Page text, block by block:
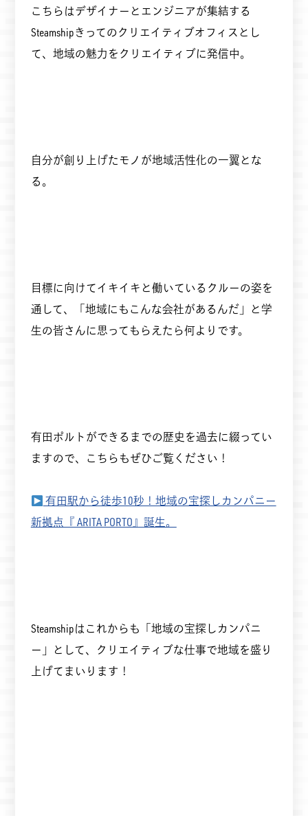
こちらはデザイナーとエンジニアが集結する
Steamshipきってのクリエイティブオフィスとし
て、地域の魅力をクリエイティブに発信中。
自分が創り上げたモノが地域活性化の一翼とな
る。
目標に向けてイキイキと働いているクルーの姿を
通して、「地域にもこんな会社があるんだ」と学
生の皆さんに思ってもらえたら何よりです。
有田ポルトができるまでの歴史を過去に綴ってい
ますので、こちらもぜひご覧ください！
有田駅から徒歩10秒！地域の宝探しカンパニー
新拠点『 ARITA PORTO』誕生。
Steamshipはこれからも「地域の宝探しカンパニ
ー」として、クリエイティブな仕事で地域を盛り
上げてまいります！